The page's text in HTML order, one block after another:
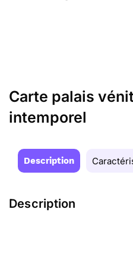
Carte palais
intemporel
Description
Description